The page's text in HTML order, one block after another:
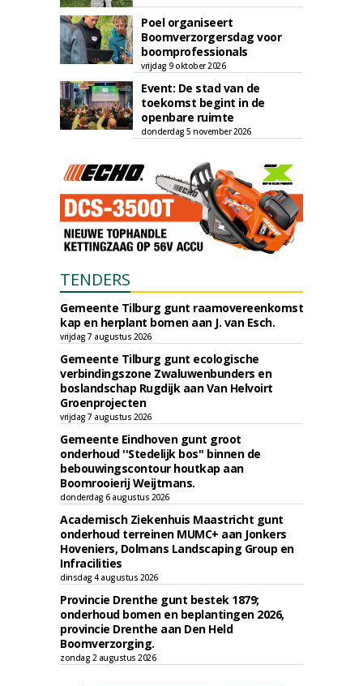
Poel organiseert
Boomverzorgersdag voor
boomprofessionals
vrijdag 9 oktober 2026
Event: De stad van de
toekomst begint in de
openbare ruimte
donderdag 5 november 2026
TENDERS
Gemeente Tilburg gunt raamovereenkomst
kap en herplant bomen aan J. van Esch.
vrijdag 7 augustus 2026
Gemeente Tilburg gunt ecologische
verbindingszone Zwaluwenbunders en
boslandschap Rugdijk aan Van Helvoirt
Groenprojecten
vrijdag 7 augustus 2026
Gemeente Eindhoven gunt groot
onderhoud ''Stedelijk bos'' binnen de
bebouwingscontour houtkap aan
Boomrooierij Weijtmans.
donderdag 6 augustus 2026
Academisch Ziekenhuis Maastricht gunt
onderhoud terreinen MUMC+ aan Jonkers
Hoveniers, Dolmans Landscaping Group en
Infracilities
dinsdag 4 augustus 2026
Provincie Drenthe gunt bestek 1879;
onderhoud bomen en beplantingen 2026,
provincie Drenthe aan Den Held
Boomverzorging.
zondag 2 augustus 2026